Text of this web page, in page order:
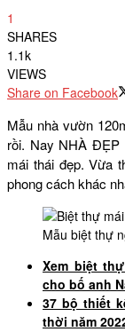
1
SHARES
1.1k
VIEWS
Share on Facebook
Mẫu nhà vườn
rồi. Nay NHÀ
mái thái đẹp. Vừa
phong cách khác
Mẫu biệt thự
Xem biệt
cho bố anh
37 bộ thiết
thời năm